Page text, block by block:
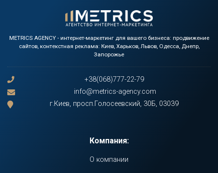
METRICS AGENCY - интернет-маркетинг для вашего бизнеса: продвижение
сайтов, контекстная реклама: Киев, Харьков, Львов, Одесса, Днепр,
Запорожье
+38(068)777-22-79
info@metrics-agency.com
г.Киев, просп.Голосеевский, 30Б, 03039
Компания:
О компании